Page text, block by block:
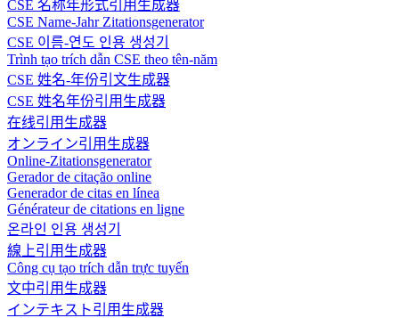
CSE 名称年形式引用生成器
CSE Name-Jahr Zitationsgenerator
CSE 이름-연도 인용 생성기
Trình tạo trích dẫn CSE theo tên-năm
CSE 姓名-年份引文生成器
CSE 姓名年份引用生成器
在线引用生成器
オンライン引用生成器
Online-Zitationsgenerator
Gerador de citação online
Generador de citas en línea
Générateur de citations en ligne
온라인 인용 생성기
線上引用生成器
Công cụ tạo trích dẫn trực tuyến
文中引用生成器
インテキスト引用生成器